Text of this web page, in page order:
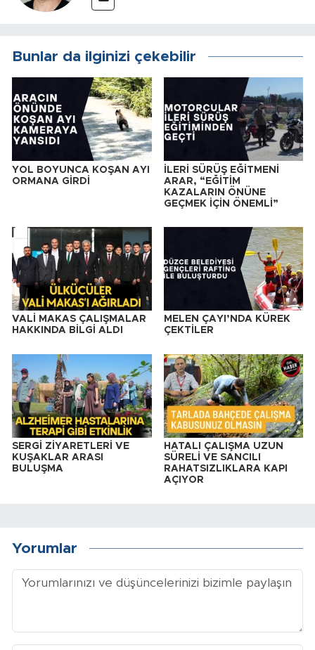
Bunlar da ilginizi çekebilir
YOL BOYUNCA KOŞAN AYI
ORMANA GİRDİ
İLERİ SÜRÜŞ EĞİTMENİ
ARAR, “EĞİTİM
KAZALARIN ÖNÜNE
GEÇMEK İÇİN ÖNEMLİ”
VALİ MAKAS ÇALIŞMALAR
HAKKINDA BİLGİ ALDI
MELEN ÇAYI’NDA KÜREK
ÇEKTİLER
SERGİ ZİYARETLERİ VE
KUŞAKLAR ARASI
BULUŞMA
HATALI ÇALIŞMA UZUN
SÜRELİ VE SANCILI
RAHATSIZLIKLARA KAPI
AÇIYOR
Yorumlar